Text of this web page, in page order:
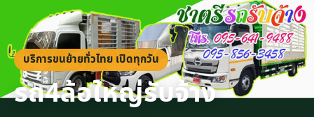
บริการขนย้ายทั่วไทย เปิดทุกวัน
รถ4ล้อใหญ่รับจ้าง